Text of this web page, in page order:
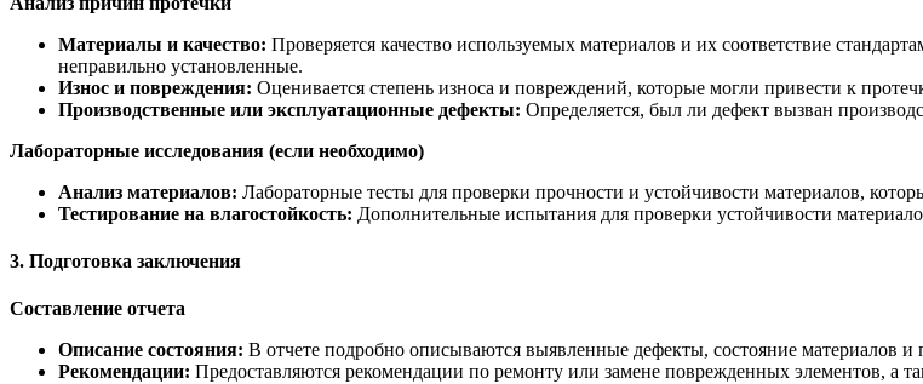
Материалы и качество: Проверяется качество используемых материалов и их соответствие
неправильно установленные.
Износ и повреждения: Оценивается степень износа и повреждений, которые могли привести к
Производственные или эксплуатационные дефекты: Определяется, был ли дефект вызван
Лабораторные исследования (если необходимо)
Анализ материалов: Лабораторные тесты для проверки прочности и устойчивости материалов,
Тестирование на влагостойкость: Дополнительные испытания для проверки устойчивости
3. Подготовка заключения
Составление отчета
Описание состояния: В отчете подробно описываются выявленные дефекты, состояние материалов
Рекомендации: Предоставляются рекомендации по ремонту или замене поврежденных элементов,